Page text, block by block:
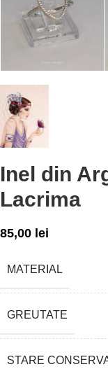
Inel din
Lacrima
85,00 lei
MATERIAL
GREUTATE
STARE